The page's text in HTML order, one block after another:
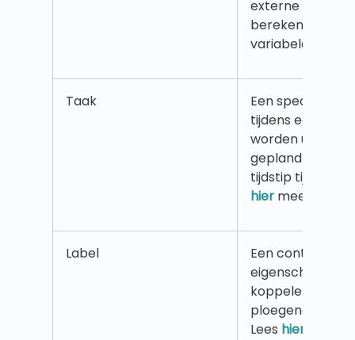
externe
berekening
variabelen. Lees
Taak
Een specifieke
tijdens een
worden
gepland op een
tijdstip tijdens
hier meer.
Label
Een container
eigenschappen
koppelen aan
Lees hier